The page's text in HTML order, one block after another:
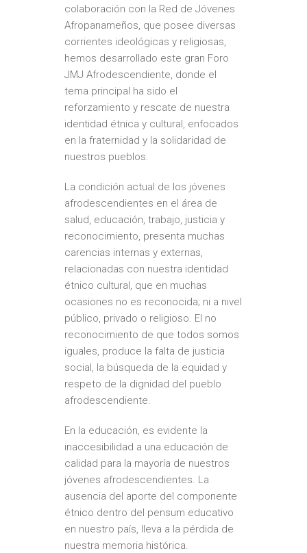
colaboración con la Red de Jóvenes
Afropanameños, que posee diversas
corrientes ideológicas y religiosas,
hemos desarrollado este gran Foro
JMJ Afrodescendiente, donde el
tema principal ha sido el
reforzamiento y rescate de nuestra
identidad étnica y cultural, enfocados
en la fraternidad y la solidaridad de
nuestros pueblos.
La condición actual de los jóvenes
afrodescendientes en el área de
salud, educación, trabajo, justicia y
reconocimiento, presenta muchas
carencias internas y externas,
relacionadas con nuestra identidad
étnico cultural, que en muchas
ocasiones no es reconocida; ni a nivel
público, privado o religioso. El no
reconocimiento de que todos somos
iguales, produce la falta de justicia
social, la búsqueda de la equidad y
respeto de la dignidad del pueblo
afrodescendiente.
En la educación, es evidente la
inaccesibilidad a una educación de
calidad para la mayoría de nuestros
jóvenes afrodescendientes. La
ausencia del aporte del componente
étnico dentro del pensum educativo
en nuestro país, lleva a la pérdida de
nuestra memoria histórica.